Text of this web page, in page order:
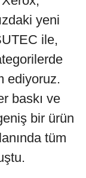
yeni
ile,
ediyoruz.
baskı ve
bir ürün
tüm